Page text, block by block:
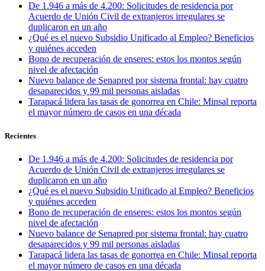
De 1.946 a más de 4.200: Solicitudes de residencia por
Acuerdo de Unión Civil de extranjeros irregulares se
duplicaron en un año
¿Qué es el nuevo Subsidio Unificado al Empleo? Beneficios
y quiénes acceden
Bono de recuperación de enseres: estos los montos según
nivel de afectación
Nuevo balance de Senapred por sistema frontal: hay cuatro
desaparecidos y 99 mil personas aisladas
Tarapacá lidera las tasas de gonorrea en Chile: Minsal reporta
el mayor número de casos en una década
Recientes
De 1.946 a más de 4.200: Solicitudes de residencia por
Acuerdo de Unión Civil de extranjeros irregulares se
duplicaron en un año
¿Qué es el nuevo Subsidio Unificado al Empleo? Beneficios
y quiénes acceden
Bono de recuperación de enseres: estos los montos según
nivel de afectación
Nuevo balance de Senapred por sistema frontal: hay cuatro
desaparecidos y 99 mil personas aisladas
Tarapacá lidera las tasas de gonorrea en Chile: Minsal reporta
el mayor número de casos en una década